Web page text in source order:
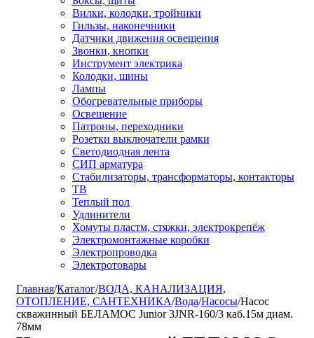
Вилки, колодки, тройники
Гильзы, наконечники
Датчики движения освещения
Звонки, кнопки
Инструмент электрика
Колодки, шины
Лампы
Обогревательные приборы
Освещение
Патроны, переходники
Розетки выключатели рамки
Светодиодная лента
СИП арматура
Стабилизаторы, трансформаторы, контакторы
ТВ
Теплый пол
Удлинители
Хомуты пластм, стяжки, электрокрепёж
Электромонтажные коробки
Электропроводка
Электротовары
Главная/Каталог/ВОДА, КАНАЛИЗАЦИЯ,
ОТОПЛЕНИЕ, САНТЕХНИКА/Вода/Насосы/Насос
скважинный БЕЛАМОС Junior 3JNR-160/3 каб.15м диам.
78мм